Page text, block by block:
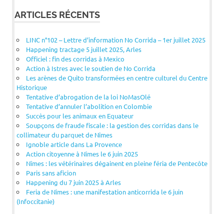
ARTICLES RÉCENTS
LINC n°102 – Lettre d’information No Corrida – 1er juillet 2025
Happening tractage 5 juillet 2025, Arles
Officiel : fin des corridas à Mexico
Action à Istres avec le soutien de No Corrida
Les arènes de Quito transformées en centre culturel du Centre
Historique
Tentative d’abrogation de la loi NoMasOlé
Tentative d’annuler l’abolition en Colombie
Succès pour les animaux en Equateur
Soupçons de fraude fiscale : la gestion des corridas dans le
collimateur du parquet de Nîmes
Ignoble article dans La Provence
Action citoyenne à Nîmes le 6 juin 2025
Nîmes : les vétérinaires dégainent en pleine féria de Pentecôte
Paris sans aficion
Happening du 7 juin 2025 à Arles
Feria de Nîmes : une manifestation anticorrida le 6 juin
(Infoccitanie)